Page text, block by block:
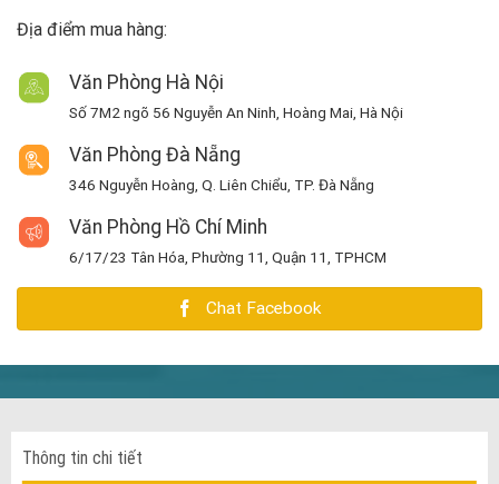
Địa điểm mua hàng:
Văn Phòng Hà Nội
Số 7M2 ngõ 56 Nguyễn An Ninh, Hoàng Mai, Hà Nội
Văn Phòng Đà Nẵng
346 Nguyễn Hoàng, Q. Liên Chiểu, TP. Đà Nẵng
Văn Phòng Hồ Chí Minh
6/17/23 Tân Hóa, Phường 11, Quận 11, TPHCM
Chat Facebook
Thông tin chi tiết